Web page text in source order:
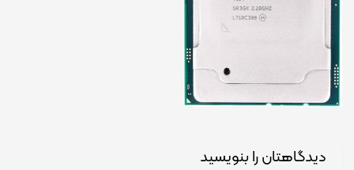
دیدگاهتان را بنویسید